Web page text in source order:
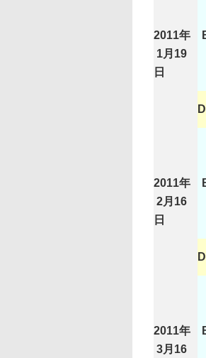
2011年
1月19
日
2011年
2月16
日
2011年
3月16